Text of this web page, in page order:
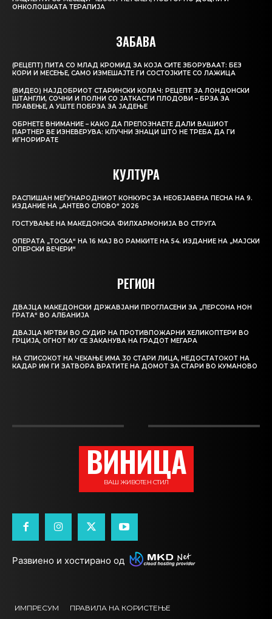
ОНКОЛОШКАТА ТЕРАПИЈА
ЗАБАВА
(РЕЦЕПТ) ПИТА СО МЛАД КРОМИД ЗА КОЈА СИТЕ ЗБОРУВААТ: БЕЗ
КОРИ И МЕСЕЊЕ, САМО ИЗМЕШАЈТЕ ГИ СОСТОЈКИТЕ СО ЛАЖИЦА
(ВИДЕО) НАЈДОБРИОТ СТАРИНСКИ КОЛАЧ: РЕЦЕПТ ЗА ЛОНДОНСКИ
ШТАНГЛИ, СОЧНИ И ПОЛНИ СО ЈАТКАСТИ ПЛОДОВИ – БРЗА ЗА
ПРАВЕЊЕ, А УШТЕ ПОБРЗА ЗА ЈАДЕЊЕ
ОБРНЕТЕ ВНИМАНИЕ – КАКО ДА ПРЕПОЗНАЕТЕ ДАЛИ ВАШИОТ
ПАРТНЕР ВЕ ИЗНЕВЕРУВА: КЛУЧНИ ЗНАЦИ ШТО НЕ ТРЕБА ДА ГИ
ИГНОРИРАТЕ
КУЛТУРА
РАСПИШАН МЕЃУНАРОДНИОТ КОНКУРС ЗА НЕОБЈАВЕНА ПЕСНА НА 9.
ИЗДАНИЕ НА „АНТЕВО СЛОВО“ 2026
ГОСТУВАЊЕ НА МАКЕДОНСКА ФИЛХАРМОНИЈА ВО СТРУГА
ОПЕРАТА „ТОСКА“ НА 16 МАЈ ВО РАМКИТЕ НА 54. ИЗДАНИЕ НА „МАЈСКИ
ОПЕРСКИ ВЕЧЕРИ“
РЕГИОН
ДВАЈЦА МАКЕДОНСКИ ДРЖАВЈАНИ ПРОГЛАСЕНИ ЗА „ПЕРСОНА НОН
ГРАТА“ ВО АЛБАНИЈА
ДВАЈЦА МРТВИ ВО СУДИР НА ПРОТИВПОЖАРНИ ХЕЛИКОПТЕРИ ВО
ГРЦИЈА, ОГНОТ МУ СЕ ЗАКАНУВА НА ГРАДОТ МЕГАРА
НА СПИСОКОТ НА ЧЕКАЊЕ ИМА 30 СТАРИ ЛИЦА, НЕДОСТАТОКОТ НА
КАДАР ИМ ГИ ЗАТВОРА ВРАТИТЕ НА ДОМОТ ЗА СТАРИ ВО КУМАНОВО
ВИНИЦА
ВАШ ЖИВОТЕН СТИЛ
Развиено и хостирано од
ИМПРЕСУМ ПРАВИЛА НА КОРИСТЕЊЕ